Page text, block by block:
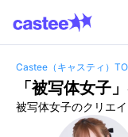
Castee（キャスティ）
「被写体女子
被写体女子のクリエ